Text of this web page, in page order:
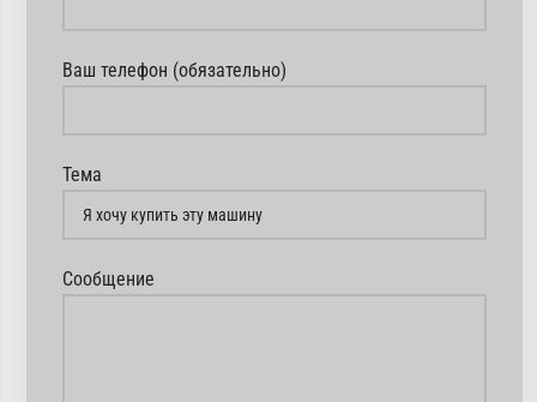
Ваш телефон (обязательно)
Тема
Сообщение